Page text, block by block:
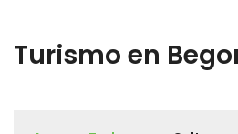
Turismo en